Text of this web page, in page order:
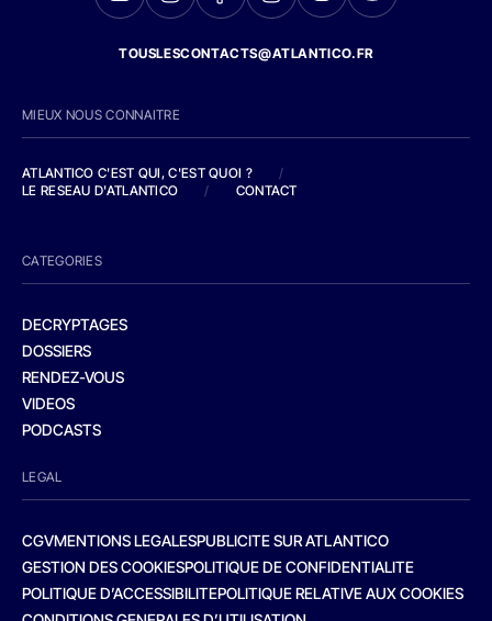
TOUSLESCONTACTS@ATLANTICO.FR
MIEUX NOUS CONNAITRE
ATLANTICO C'EST QUI, C'EST QUOI ?
/
LE RESEAU D'ATLANTICO
/ CONTACT
CATEGORIES
DECRYPTAGES
DOSSIERS
RENDEZ-VOUS
VIDEOS
PODCASTS
LEGAL
CGVMENTIONS LEGALESPUBLICITE SUR ATLANTICO
GESTION DES COOKIESPOLITIQUE DE CONFIDENTIALITE
POLITIQUE D’ACCESSIBILITEPOLITIQUE RELATIVE AUX COOKIES